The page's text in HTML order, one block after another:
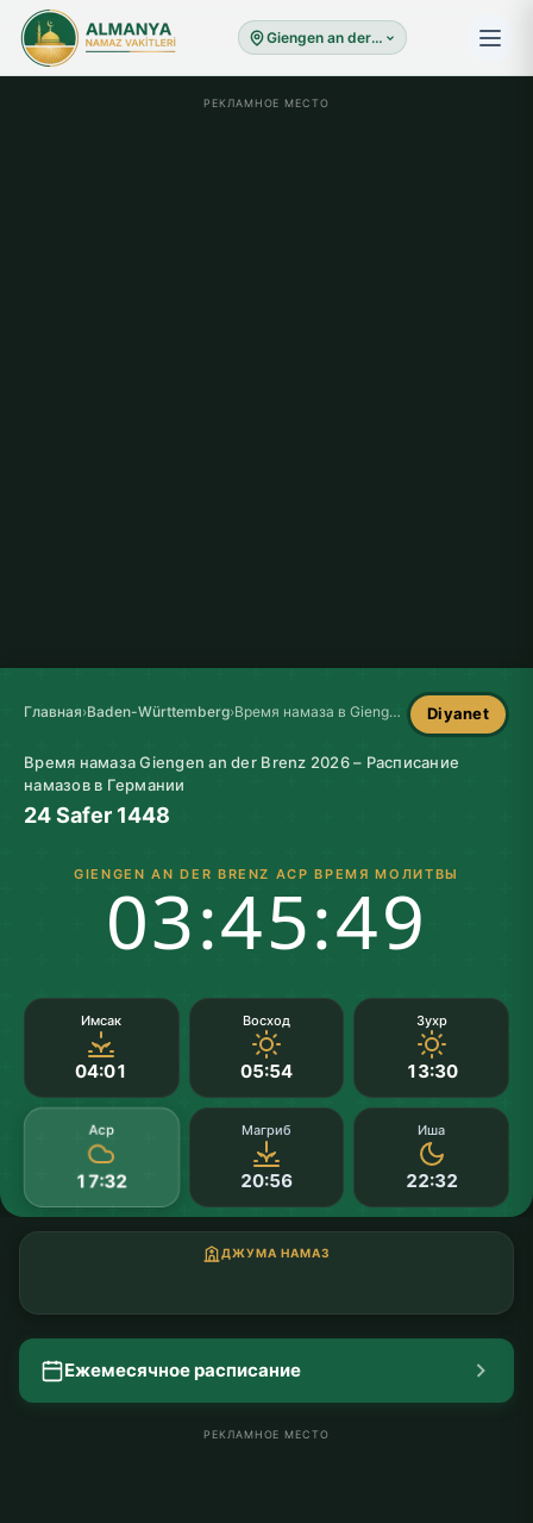
Giengen an der Brenz
РЕКЛАМНОЕ МЕСТО
Главная›Baden-Württemberg› Время намаза в Giengen an der Brenz Diyanet
Время намаза Giengen an der Brenz 2026 – Расписание
намазов в Германии
24 Safer 1448
GIENGEN AN DER BRENZ АСР ВРЕМЯ МОЛИТВЫ
03:45:48
Имсак
04:01
Восход
05:54
Зухр
13:30
Аср
17:32
Магриб
20:56
Иша
22:32
ДЖУМА НАМАЗ
Ежемесячное расписание
РЕКЛАМНОЕ МЕСТО